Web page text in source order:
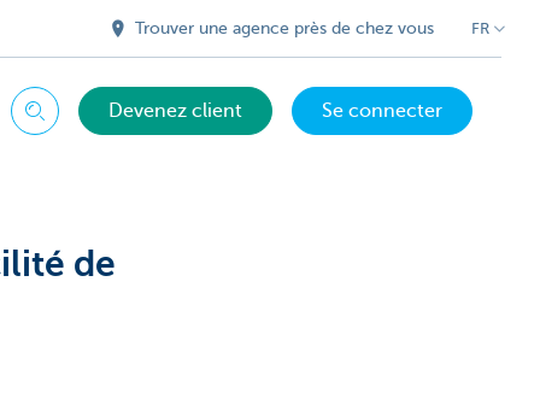
Trouver une agence près de chez vous FR
ChercherDevenez client Se connecter
de